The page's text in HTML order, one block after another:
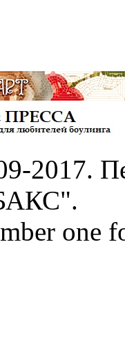
2017.
one